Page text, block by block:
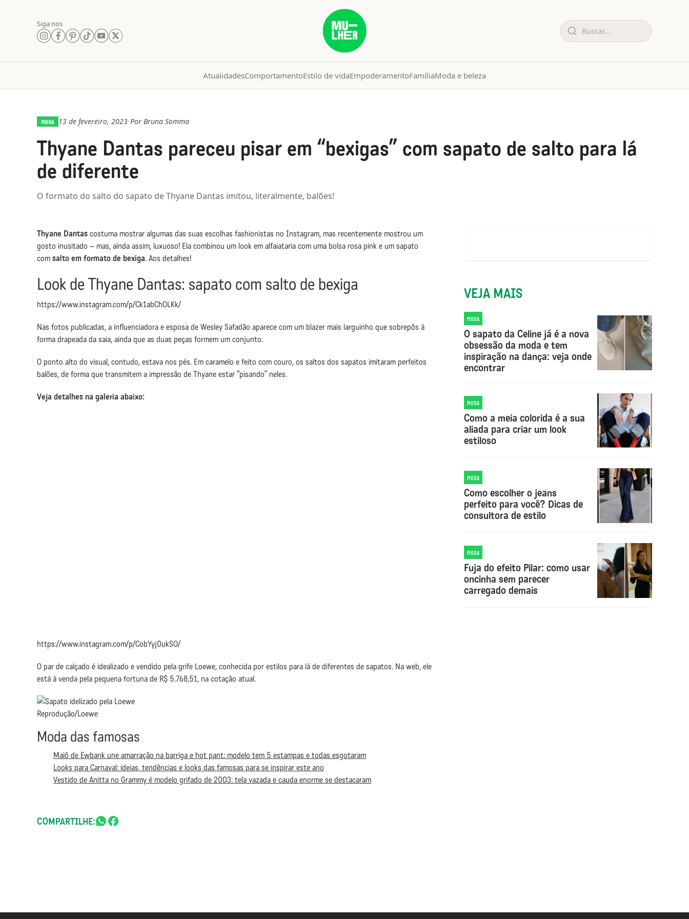
Siga nos
AtualidadesComportamentoEstilo de vidaEmpoderamentoFamíliaModa e beleza
MODA 13 de fevereiro, 2023•Por Bruna Somma
Thyane Dantas pareceu pisar em “bexigas” com sapato de salto para lá
de diferente
O formato do salto do sapato de Thyane Dantas imitou, literalmente, balões!
Thyane Dantas costuma mostrar algumas das suas escolhas fashionistas no Instagram, mas recentemente mostrou um
gosto inusitado – mas, ainda assim, luxuoso! Ela combinou um look em alfaiataria com uma bolsa rosa pink e um sapato
com salto em formato de bexiga. Aos detalhes!
Look de Thyane Dantas: sapato com salto de bexiga
https://www.instagram.com/p/Ck1abChOLKk/
Nas fotos publicadas, a influenciadora e esposa de Wesley Safadão aparece com um blazer mais larguinho que sobrepôs à
forma drapeada da saia, ainda que as duas peças formem um conjunto.
O ponto alto do visual, contudo, estava nos pés. Em caramelo e feito com couro, os saltos dos sapatos imitaram perfeitos
balões, de forma que transmitem a impressão de Thyane estar “pisando” neles.
Veja detalhes na galeria abaixo:
https://www.instagram.com/p/CobYyj0ukSO/
O par de calçado é idealizado e vendido pela grife Loewe, conhecida por estilos para lá de diferentes de sapatos. Na web, ele
está à venda pela pequena fortuna de R$ 5.768,51, na cotação atual.
Reprodução/Loewe
Moda das famosas
Maiô de Ewbank une amarração na barriga e hot pant: modelo tem 5 estampas e todas esgotaram
Looks para Carnaval: ideias, tendências e looks das famosas para se inspirar este ano
Vestido de Anitta no Grammy é modelo grifado de 2003: tela vazada e cauda enorme se destacaram
COMPARTILHE:
VEJA MAIS
MODA
O sapato da Celine já é a nova
obsessão da moda e tem
inspiração na dança: veja onde
encontrar
MODA
Como a meia colorida é a sua
aliada para criar um look
estiloso
MODA
Como escolher o jeans
perfeito para você? Dicas de
consultora de estilo
MODA
Fuja do efeito Pilar: como usar
oncinha sem parecer
carregado demais